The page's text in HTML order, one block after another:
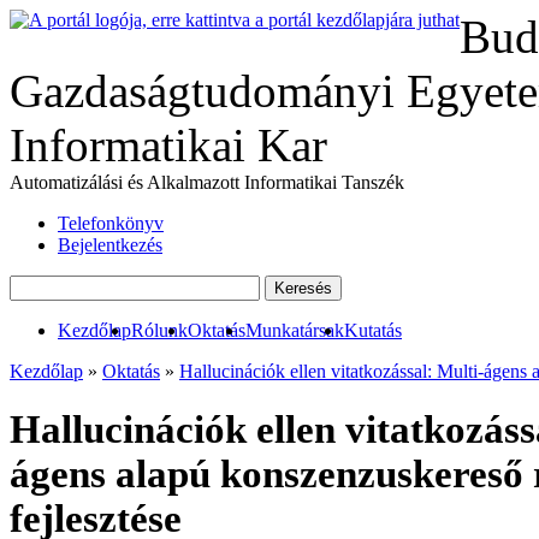
Gazdaságtudományi
Informatikai Kar
Automatizálási és Alkalmazott Informatikai Tanszék
Telefonkönyv
Bejelentkezés
KezdőlapRólunkOktatásMunkatársakKutatás
Kezdőlap » Oktatás » Hallucinációk ellen vitatkozással: Multi-ágens
Hallucinációk ellen
ágens alapú konszenzuskereső
fejlesztése